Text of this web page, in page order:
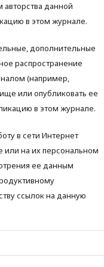
данной
в этом журнале.
дополнительные
распространение
(например,
или опубликовать ее
в этом журнале.
в сети Интернет
или на их персональном
ее данным
ссылок на данную